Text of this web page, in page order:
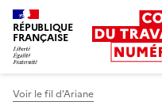
RÉPUBLIQUE
FRANÇAISE
Voir le fil d’Ariane